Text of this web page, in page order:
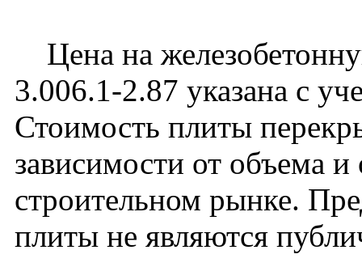
Цена на
3.006.1-2.87 указана с
Стоимость плиты
зависимости от объема
строительном рынке.
плиты не являются